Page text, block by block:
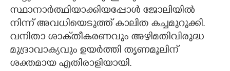
സ്ഥാനാർത്ഥിയാക്കിയപ്പോൾ ജോലിയിൽ
നിന്ന് അവധിയെടുത്ത് കാലിത കച്ചമുറുക്കി.
വനിതാ ശാക്‌തീകരണവും അഴിമതിവിരുദ്ധ
മുദ്രാവാക്യവും ഉയർത്തി തൃണമൂലിന്
ശക്തമായ എതിരാളിയായി.